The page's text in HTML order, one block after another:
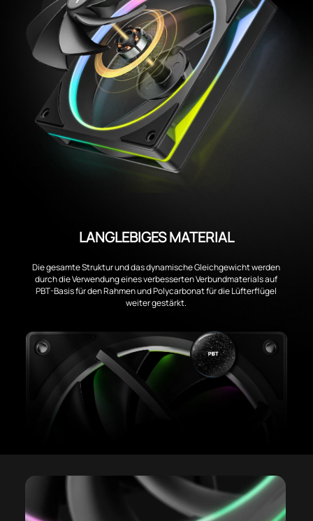
LANGLEBIGES MATERIAL
Die gesamte Struktur und das dynamische Gleichgewicht werden
durch die Verwendung eines verbesserten Verbundmaterials auf
PBT-Basis für den Rahmen und Polycarbonat für die Lüfterflügel
weiter gestärkt.